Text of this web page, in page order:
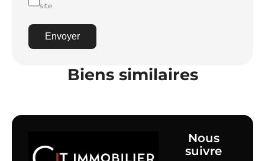
site
Envoyer
Biens similaires
Nous
suivre